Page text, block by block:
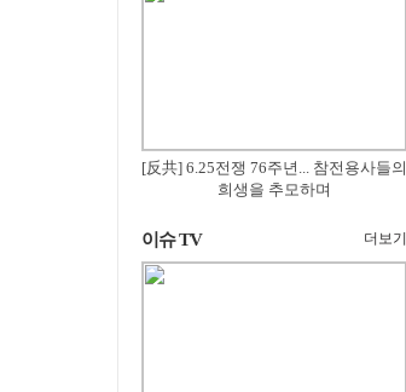
[反共] 6.25전쟁 76주년... 참전용사들의
희생을 추모하며
이슈 TV 더보기